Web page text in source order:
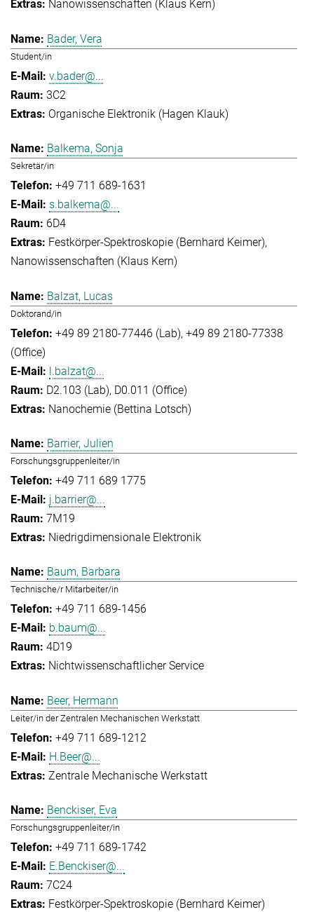
Nanowissenschaften (Klaus Kern)
Bader, Vera
Student/in
v.bader@...
3C2
Organische Elektronik (Hagen Klauk)
Balkema, Sonja
Sekretär/in
+49 711 689-1631
s.balkema@...
6D4
Festkörper-Spektroskopie (Bernhard Keimer)
Nanowissenschaften (Klaus Kern)
Balzat, Lucas
Doktorand/in
+49 89 2180-77446 (Lab) +49 89 2180-77338
(Office)
l.balzat@...
D2.103 (Lab), D0.011 (Office)
Nanochemie (Bettina Lotsch)
Barrier, Julien
Forschungsgruppenleiter/in
+49 711 689 1775
j.barrier@...
7M19
Niedrigdimensionale Elektronik
Baum, Barbara
Technische/r Mitarbeiter/in
+49 711 689-1456
b.baum@...
4D19
Nichtwissenschaftlicher Service
Beer, Hermann
Leiter/in der Zentralen Mechanischen Werkstatt
+49 711 689-1212
H.Beer@...
Zentrale Mechanische Werkstatt
Benckiser, Eva
Forschungsgruppenleiter/in
+49 711 689-1742
E.Benckiser@...
7C24
Festkörper-Spektroskopie (Bernhard Keimer)